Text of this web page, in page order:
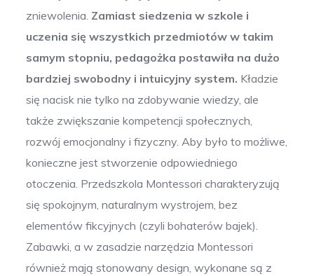
zniewolenia. Zamiast siedzenia w szkole i
uczenia się wszystkich przedmiotów w takim
samym stopniu, pedagożka postawiła na dużo
bardziej swobodny i intuicyjny system. Kładzie
się nacisk nie tylko na zdobywanie wiedzy, ale
także zwiększanie kompetencji społecznych,
rozwój emocjonalny i fizyczny. Aby było to możliwe,
konieczne jest stworzenie odpowiedniego
otoczenia. Przedszkola Montessori charakteryzują
się spokojnym, naturalnym wystrojem, bez
elementów fikcyjnych (czyli bohaterów bajek).
Zabawki, a w zasadzie narzędzia Montessori
również mają stonowany design, wykonane są z